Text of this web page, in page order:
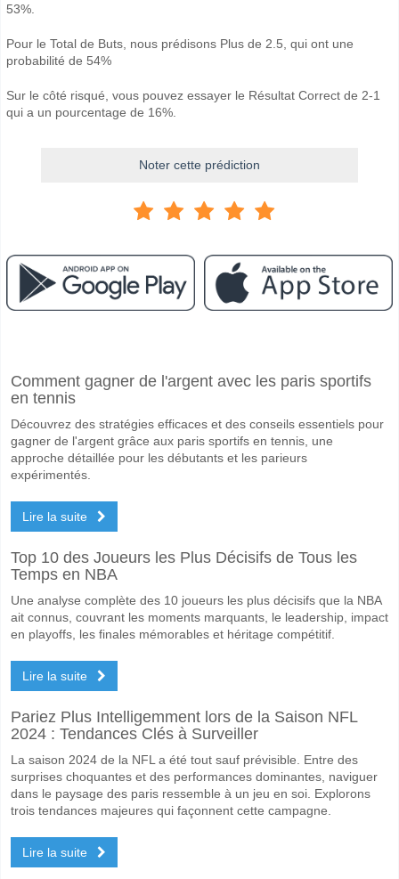
53%.
Pour le Total de Buts, nous prédisons Plus de 2.5, qui ont une
probabilité de 54%
Sur le côté risqué, vous pouvez essayer le Résultat Correct de 2-1
qui a un pourcentage de 16%.
Noter cette prédiction
Le match entre Yantra 2019 v Vihren 11 May 2026 15:45.
Yantra 2019 pour le Gagnant du match, avec une probabilité de 57%
Les deux équipes marqueront-elles dans le match
Oui pour Les Deux Équipes Marquent, avec un pourcentage de 53%.
Quel sera le résultat correct attendu entre Yantra 2019
Sur le côté risqué, vous pouvez essayer le Résultat Correct de 2-1
Comment gagner de l'argent avec les paris sportifs
en tennis
Découvrez des stratégies efficaces et des conseils essentiels pour
gagner de l'argent grâce aux paris sportifs en tennis, une
approche détaillée pour les débutants et les parieurs
expérimentés.
Lire la suite
Top 10 des Joueurs les Plus Décisifs de Tous les
Temps en NBA
Une analyse complète des 10 joueurs les plus décisifs que la NBA
ait connus, couvrant les moments marquants, le leadership, impact
en playoffs, les finales mémorables et héritage compétitif.
Lire la suite
Pariez Plus Intelligemment lors de la Saison NFL
2024 : Tendances Clés à Surveiller
La saison 2024 de la NFL a été tout sauf prévisible. Entre des
surprises choquantes et des performances dominantes, naviguer
dans le paysage des paris ressemble à un jeu en soi. Explorons
trois tendances majeures qui façonnent cette campagne.
Lire la suite